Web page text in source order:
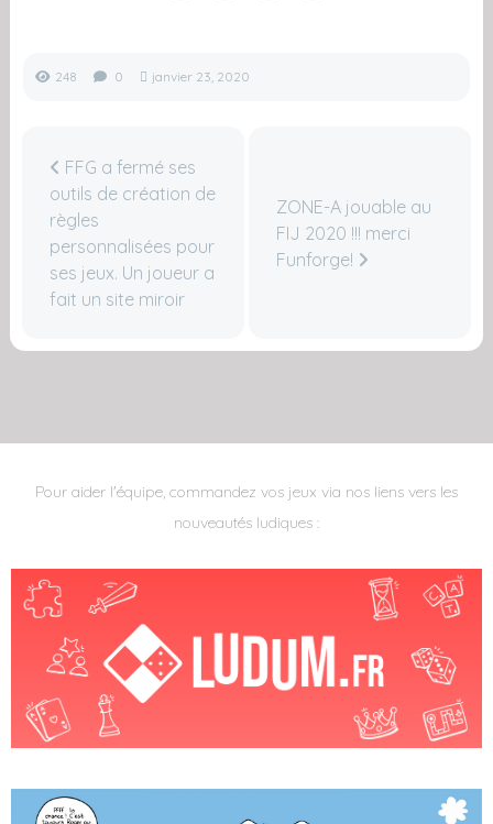
248 0 janvier 23, 2020
FFG a fermé ses
outils de création de
règles
personnalisées pour
ses jeux. Un joueur a
fait un site miroir
ZONE-A jouable au
FIJ 2020 !!! merci
Funforge!
Pour aider l'équipe, commandez vos jeux via nos liens vers les
nouveautés ludiques :